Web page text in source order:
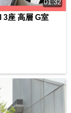
01:32
座 高層 G室